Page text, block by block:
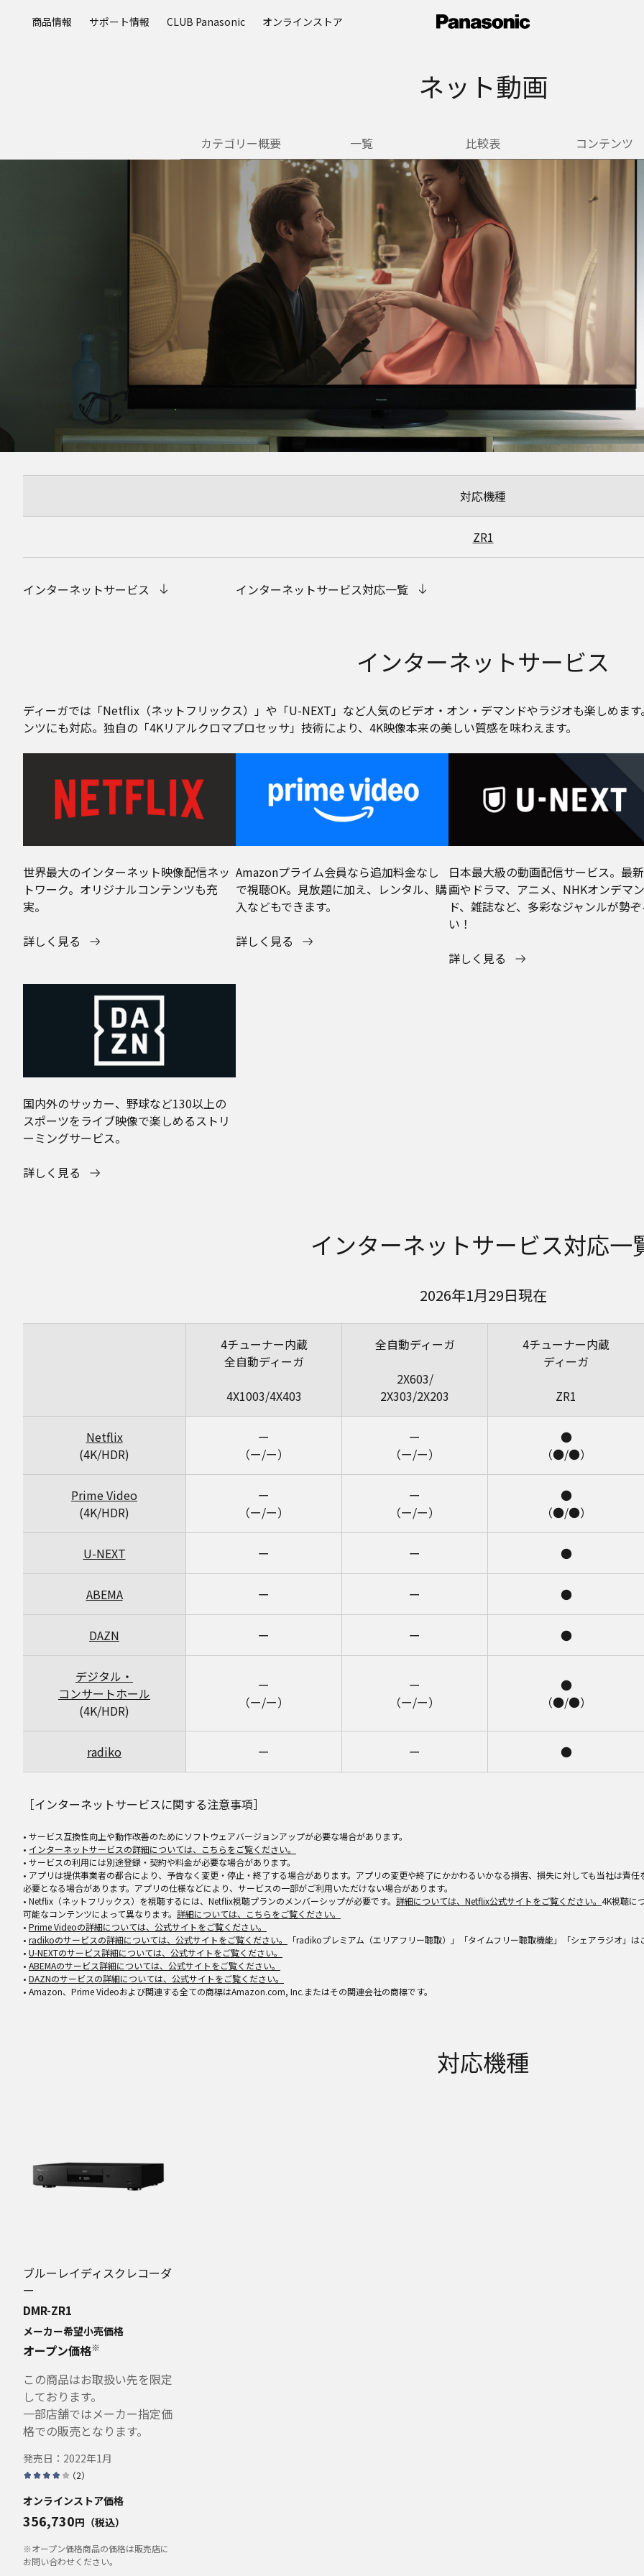
ス
商品情報 サポート情報 CLUB Panasonic オンラインストア
ネット動画
カテゴリー概要 一覧 比較表 コンテンツ
対応機種
ZR1
インターネットサービス インターネットサービス対応一覧
インターネットサービス
ディーガでは「Netflix（ネットフリックス）」や「U-NEXT」など人気のビデオ・オン・デマンドやラジオも楽しめま
ンツにも対応。独自の「4Kリアルクロマプロセッサ」技術により、4K映像本来の美しい質感を味わえます。
世界最大のインターネット映像配信ネッ
トワーク。オリジナルコンテンツも充
実。
詳しく見る
Amazonプライム会員なら追加料金なし
で視聴OK。見放題に加え、レンタル、購
入などもできます。
詳しく見る
日本最大級の動画配信サービス。最
画やドラマ、アニメ、NHKオンデマン
ド、雑誌など、多彩なジャンルが勢
い！
詳しく見る
国内外のサッカー、野球など130以上の
スポーツをライブ映像で楽しめるストリ
ーミングサービス。
詳しく見る
インターネットサービス対応一
2026年1月29日現在
4チューナー内蔵
全自動ディーガ
4X1003/4X403
全自動ディーガ
2X603/
2X303/2X203
4チューナー内蔵
ディーガ
ZR1
Netflix
(4K/HDR)
ー
（ー/ー）
ー
（ー/ー）
●
（●/●）
Prime Video
(4K/HDR)
ー
（ー/ー）
ー
（ー/ー）
●
（●/●）
U-NEXT ー ー ●
ABEMA ー ー ●
DAZN ー ー ●
デジタル・
コンサートホール
(4K/HDR)
ー
（ー/ー）
ー
（ー/ー）
●
（●/●）
radiko ー ー ●
［インターネットサービスに関する注意事項］
• サービス互換性向上や動作改善のためにソフトウェアバージョンアップが必要な場合があります。
• インターネットサービスの詳細については、こちらをご覧ください。
• サービスの利用には別途登録・契約や料金が必要な場合があります。
• アプリは提供事業者の都合により、予告なく変更・停止・終了する場合があります。アプリの変更や終了にかかわるいかなる損害、損失に対しても当社は責
必要となる場合があります。アプリの仕様などにより、サービスの一部がご利用いただけない場合があります。
• Netflix（ネットフリックス）を視聴するには、Netflix視聴プランのメンバーシップが必要です。 詳細については、Netflix公式サイトをご覧ください。 4K視聴に
可能なコンテンツによって異なります。 詳細については、こちらをご覧ください。
• Prime Videoの詳細については、公式サイトをご覧ください。
• radikoのサービスの詳細については、公式サイトをご覧ください。
「radikoプレミアム（エリアフリー聴取）」「タイムフリー聴取機能」「シェアラジオ」
• U-NEXTのサービス詳細については、公式サイトをご覧ください。
• ABEMAのサービス詳細については、公式サイトをご覧ください。
• DAZNのサービスの詳細については、公式サイトをご覧ください。
• Amazon、Prime Videoおよび関連する全ての商標はAmazon.com, Inc.またはその関連会社の商標です。
対応機種
ブルーレイディスクレコーダ
ー
DMR-ZR1
メーカー希望小売価格
オープン価格※
この商品はお取扱い先を限定
しております。
一部店舗ではメーカー指定価
格での販売となります。
発売日： 2022年1月
（2）
オンラインストア価格
356,730円（税込）
※オープン価格商品の価格は販売店に
お問い合わせください。